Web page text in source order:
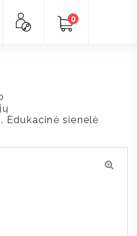
0
Edukacinė sienelė